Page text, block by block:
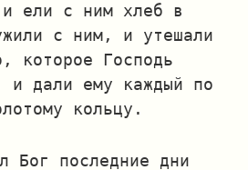
ели с ним хлеб в
с ним, и утешали
которое Господь
и дали ему каждый по
кольцу.
Бог последние дни